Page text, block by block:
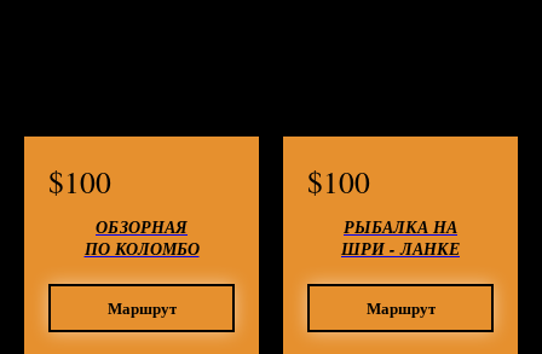
$100
ОБЗОРНАЯ
ПО КОЛОМБО
Маршрут
$100
РЫБАЛКА НА
ШРИ - ЛАНКЕ
Маршрут